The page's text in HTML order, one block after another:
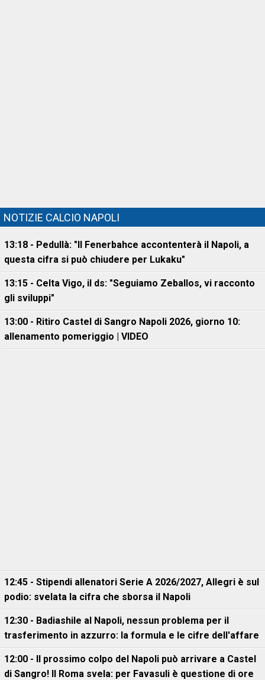
NOTIZIE CALCIO NAPOLI
13:18 - Pedullà: "Il Fenerbahce accontenterà il Napoli, a
questa cifra si può chiudere per Lukaku"
13:15 - Celta Vigo, il ds: "Seguiamo Zeballos, vi racconto
gli sviluppi"
13:00 - Ritiro Castel di Sangro Napoli 2026, giorno 10:
allenamento pomeriggio | VIDEO
12:45 - Stipendi allenatori Serie A 2026/2027, Allegri è sul
podio: svelata la cifra che sborsa il Napoli
12:30 - Badiashile al Napoli, nessun problema per il
trasferimento in azzurro: la formula e le cifre dell'affare
12:00 - Il prossimo colpo del Napoli può arrivare a Castel
di Sangro! Il Roma svela: per Favasuli è questione di ore